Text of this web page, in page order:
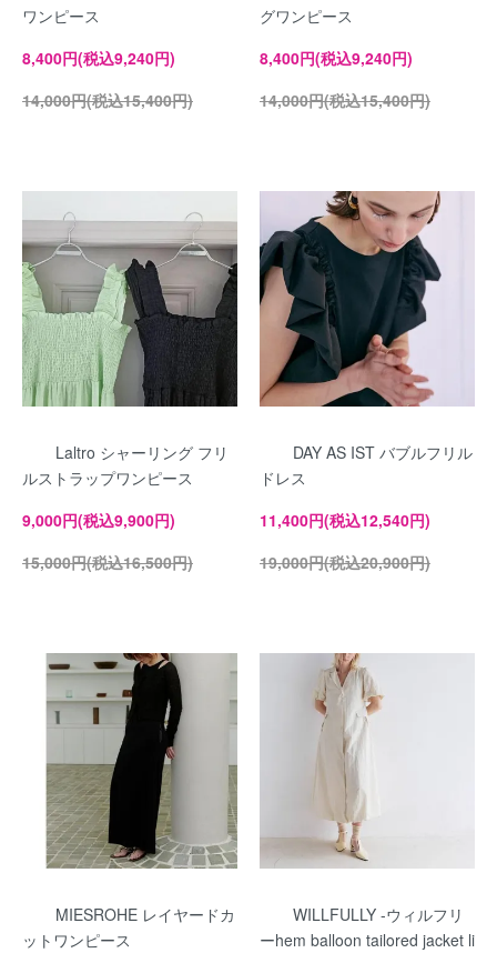
ワンピース
8,400円(税込9,240円)
14,000円(税込15,400円)
グワンピース
8,400円(税込9,240円)
14,000円(税込15,400円)
Laltro シャーリング フリ
ルストラップワンピース
9,000円(税込9,900円)
15,000円(税込16,500円)
DAY AS IST バブルフリル
ドレス
11,400円(税込12,540円)
19,000円(税込20,900円)
MIESROHE レイヤードカ
ットワンピース
WILLFULLY -ウィルフリ
ーhem balloon tailored jacket li